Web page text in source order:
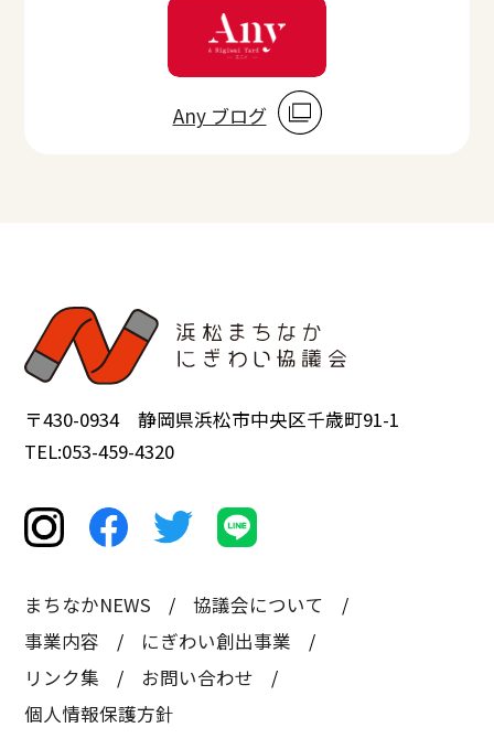
Any ブログ
〒430-0934 静岡県浜松市中央区千歳町91-1
TEL:053-459-4320
まちなかNEWS
協議会について
事業内容
にぎわい創出事業
リンク集
お問い合わせ
個人情報保護方針